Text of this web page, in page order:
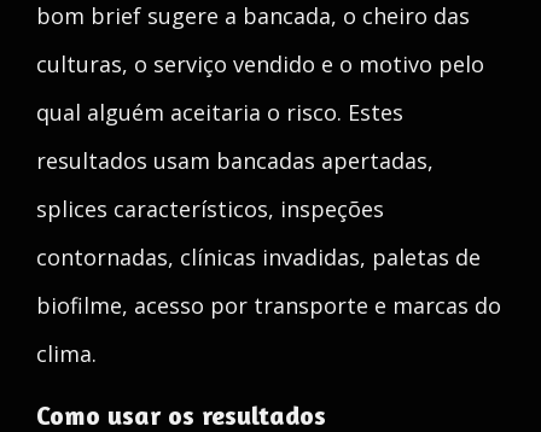
bom brief sugere a bancada, o cheiro das
culturas, o serviço vendido e o motivo pelo
qual alguém aceitaria o risco. Estes
resultados usam bancadas apertadas,
splices característicos, inspeções
contornadas, clínicas invadidas, paletas de
biofilme, acesso por transporte e marcas do
clima.
Como usar os resultados